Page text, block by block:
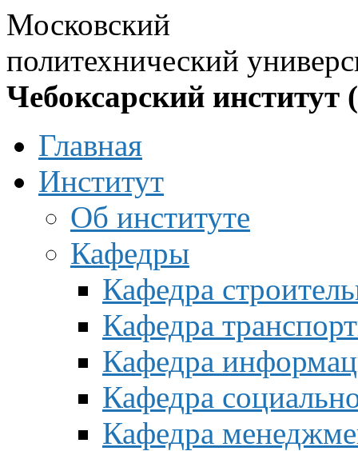
Московский
политехнический
Чебоксарский институт
Главная
Институт
Об институте
Кафедры
Кафедра
Кафедра
Кафедра
Кафедра
Кафедра